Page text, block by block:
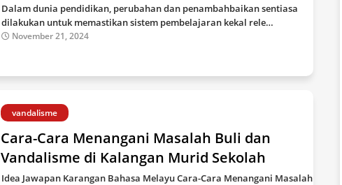
Dalam dunia pendidikan, perubahan dan penambahbaikan sentiasa
dilakukan untuk memastikan sistem pembelajaran kekal rele…
November 21, 2024
vandalisme
Cara-Cara Menangani Masalah Buli dan
Vandalisme di Kalangan Murid Sekolah
Idea Jawapan Karangan Bahasa Melayu Cara-Cara Menangani Masalah